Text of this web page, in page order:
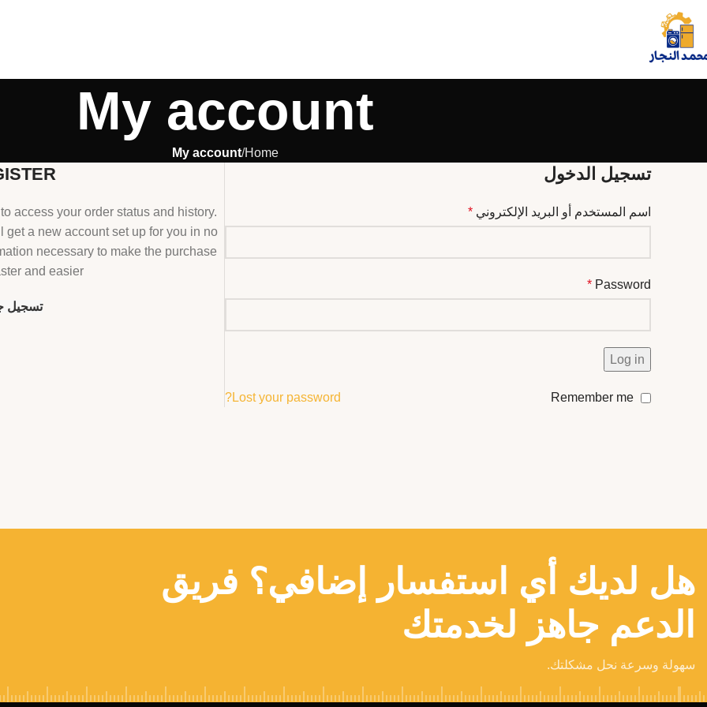
My account
Home
My account
تسجيل الدخول
اسم المستخدم أو البريد الإلكتروني *
Password
*
Log in
Lost your password? Remember me
access your order status and history.
a new account set up for you in no
necessary to make the purchase
and easier.
تسجيل
هل لديك أي استفسار إضافي؟ فريق
الدعم جاهز لخدمتك
سهولة وسرعة نحل مشكلتك.